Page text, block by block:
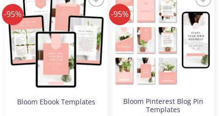
-95%
Bloom Ebook Templates
-95%
Bloom Pinterest Blog Pin
Templates